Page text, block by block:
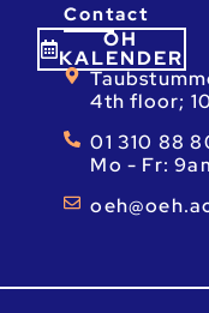
ÖH
KALENDER
Contact
4th floor;
01 310 88
Mo - Fr: